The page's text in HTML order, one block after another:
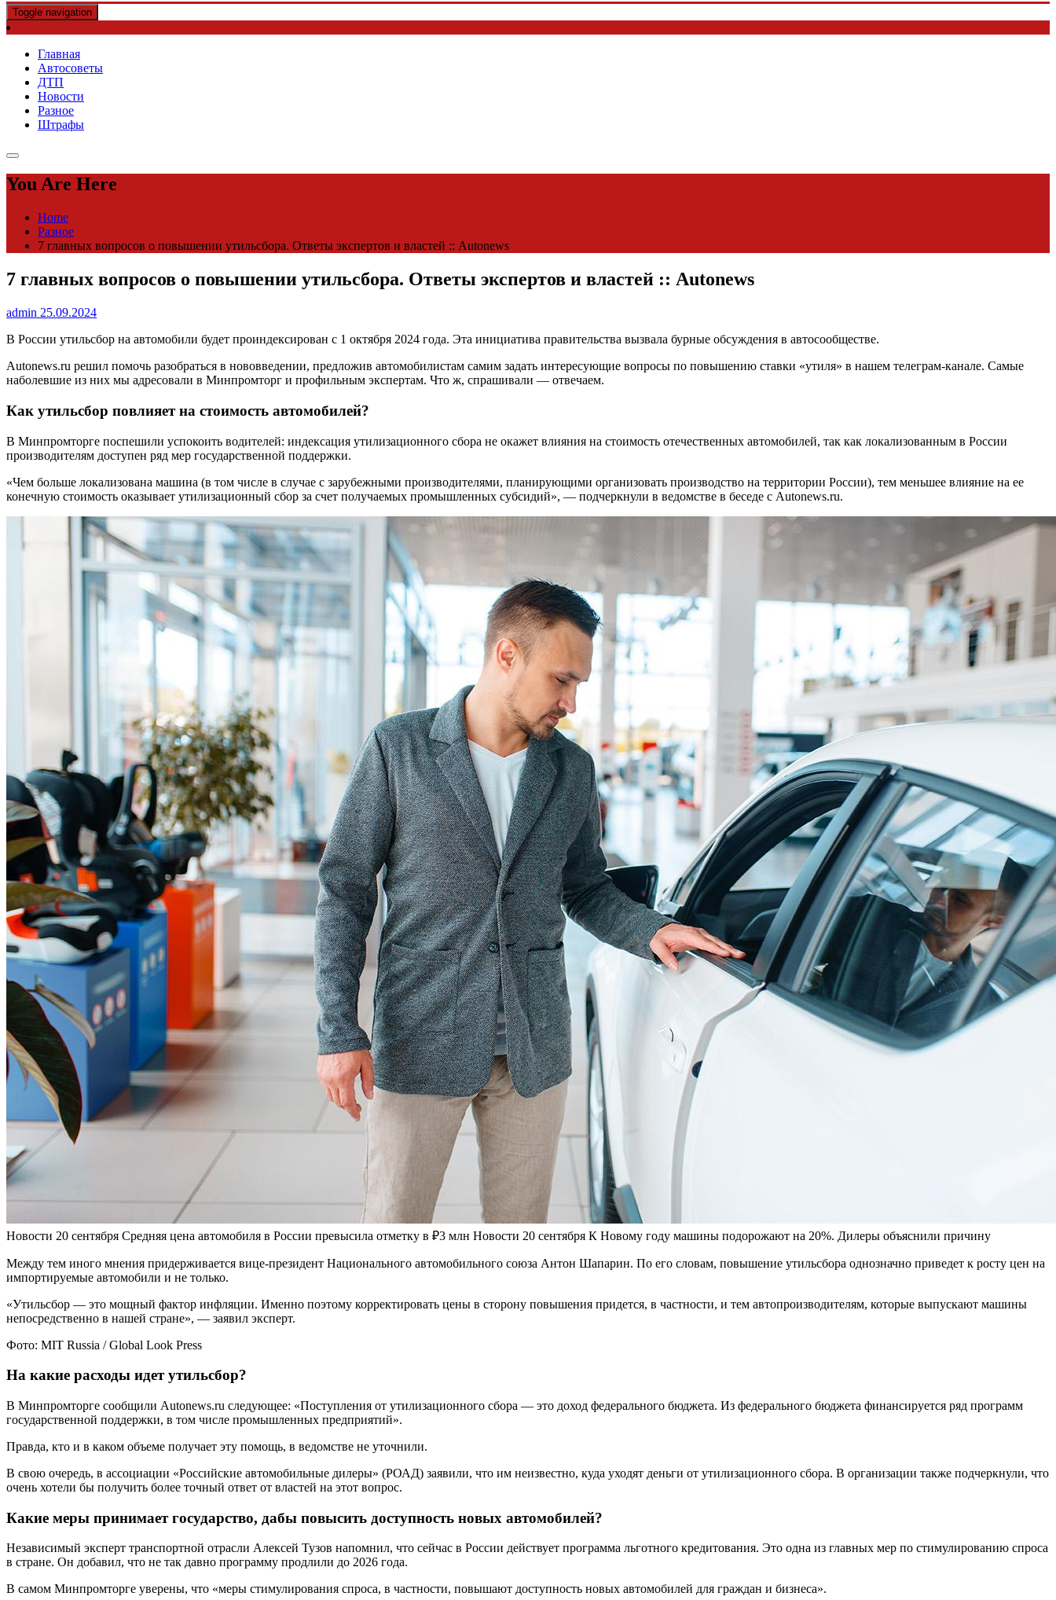
Toggle navigation
Главная
Автосоветы
ДТП
Новости
Разное
Штрафы
You Are Here
Home
Разное
7 главных вопросов о повышении утильсбора. Ответы экспертов и властей :: Autonews
7 главных вопросов о повышении утильсбора. Ответы экспертов и властей :: Autonews
admin 25.09.2024
В России утильсбор на автомобили будет проиндексирован с 1 октября 2024 года. Эта инициатива правительства вызвала бурные обсуждения в автосообществе.
Autonews.ru решил помочь разобраться в нововведении, предложив автомобилистам самим задать интересующие вопросы по повышению ставки «утиля» в нашем телеграм-канале. Самые
наболевшие из них мы адресовали в Минпромторг и профильным экспертам. Что ж, спрашивали — отвечаем.
Как утильсбор повлияет на стоимость автомобилей?
В Минпромторге поспешили успокоить водителей: индексация утилизационного сбора не окажет влияния на стоимость отечественных автомобилей, так как локализованным в России
производителям доступен ряд мер государственной поддержки.
«Чем больше локализована машина (в том числе в случае с зарубежными производителями, планирующими организовать производство на территории России), тем меньшее влияние на ее
конечную стоимость оказывает утилизационный сбор за счет получаемых промышленных субсидий», — подчеркнули в ведомстве в беседе с Autonews.ru.
Новости 20 сентября Средняя цена автомобиля в России превысила отметку в ₽3 млн Новости 20 сентября К Новому году машины подорожают на 20%. Дилеры объяснили причину
Между тем иного мнения придерживается вице-президент Национального автомобильного союза Антон Шапарин. По его словам, повышение утильсбора однозначно приведет к росту цен на
импортируемые автомобили и не только.
«Утильсбор — это мощный фактор инфляции. Именно поэтому корректировать цены в сторону повышения придется, в частности, и тем автопроизводителям, которые выпускают машины
непосредственно в нашей стране», — заявил эксперт.
Фото: MIT Russia / Global Look Press
На какие расходы идет утильсбор?
В Минпромторге сообщили Autonews.ru следующее: «Поступления от утилизационного сбора — это доход федерального бюджета. Из федерального бюджета финансируется ряд программ
государственной поддержки, в том числе промышленных предприятий».
Правда, кто и в каком объеме получает эту помощь, в ведомстве не уточнили.
В свою очередь, в ассоциации «Российские автомобильные дилеры» (РОАД) заявили, что им неизвестно, куда уходят деньги от утилизационного сбора. В организации также подчеркнули, что
очень хотели бы получить более точный ответ от властей на этот вопрос.
Какие меры принимает государство, дабы повысить доступность новых автомобилей?
Независимый эксперт транспортной отрасли Алексей Тузов напомнил, что сейчас в России действует программа льготного кредитования. Это одна из главных мер по стимулированию спроса
в стране. Он добавил, что не так давно программу продлили до 2026 года.
В самом Минпромторге уверены, что «меры стимулирования спроса, в частности, повышают доступность новых автомобилей для граждан и бизнеса».